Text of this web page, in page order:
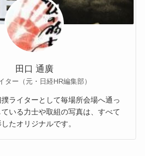
田口 通廣
ター（元・日経HR編集部）
ライターとして毎場所会場へ通っ
いる力士や取組の写真は、すべて
たオリジナルです。